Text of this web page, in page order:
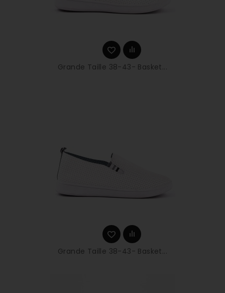
Grande Taille 38-43- Basket...
Grande Taille 38-43- Basket...